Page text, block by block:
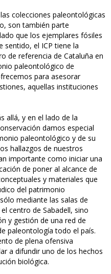
colecciones paleontológicas
son también parte
que los ejemplares fósiles
sentido, el ICP tiene la
de referencia de Cataluña en
paleontológico de
para asesorar
aquellas instituciones
allá, y en el lado de la
damos especial
paleontológico y de su
hallazgos de nuestros
importante como iniciar una
de poner al alcance de
y materiales que
del patrimonio
mediante las salas de
centro de Sabadell, sino
y gestión de una red de
paleontología todo el país.
de plena ofensiva
a difundir uno de los hechos
biológica.